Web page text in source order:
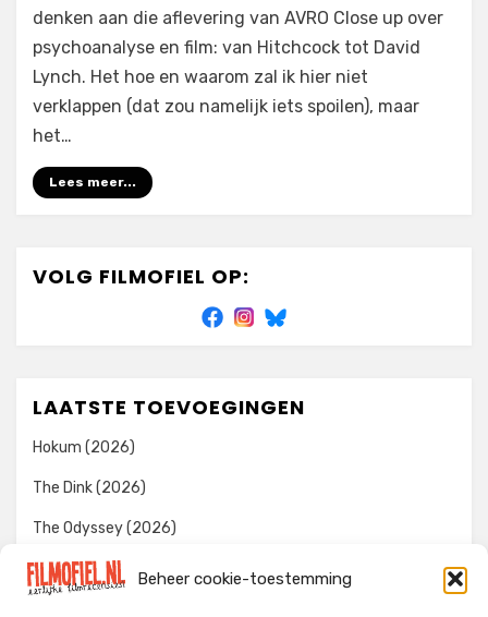
Beheer cookie-toestemming
2009)
denken aan die aflevering van AVRO Close up over
psychoanalyse en film: van Hitchcock tot David
Lynch. Het hoe en waarom zal ik hier niet
verklappen (dat zou namelijk iets spoilen), maar
het…
Lees meer...
VOLG FILMOFIEL OP:
LAATSTE TOEVOEGINGEN
Hokum (2026)
The Dink (2026)
The Odyssey (2026)
Evil Dead Burn (2026)